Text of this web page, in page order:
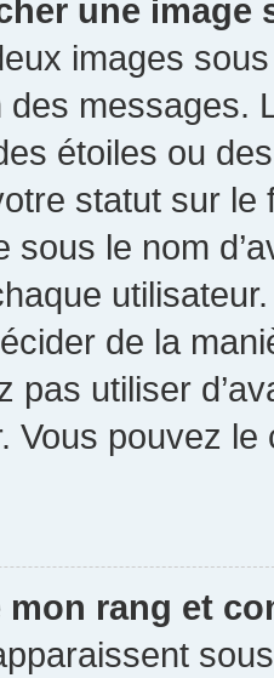
une image
images
des messages.
étoiles ou
statut sur
sous le nom
utilisateur.
de la
pas utiliser
Vous pouvez
mon rang et